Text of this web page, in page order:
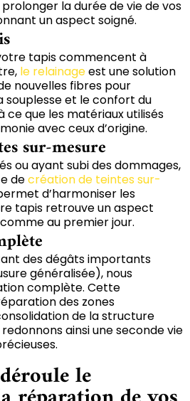
la durée de vie de vos
un aspect soigné.
tapis commencent à
le relainageest une solution
nouvelles fibres pour
souplesse et le confort du
ce que les matériaux utilisés
avec ceux d’origine.
sur-mesure
ou ayant subi des dommages,
decréation de teintes sur-
d’harmoniser les
tapis retrouve un aspect
au premier jour.
des dégâts importants
généralisée), nous
complète. Cette
des zones
de la structure
ainsi une seconde vie
le